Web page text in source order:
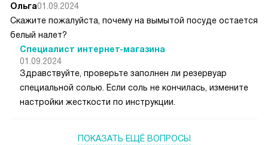
Ольга01.09.2024
Скажите пожалуйста, почему на вымытой посуде остается
белый налет?
Специалист интернет-магазина
01.09.2024
Здравствуйте, проверьте заполнен ли резервуар
специальной солью. Если соль не кончилась, измените
настройки жесткости по инструкции.
ПОКАЗАТЬ ЕЩЁ ВОПРОСЫ